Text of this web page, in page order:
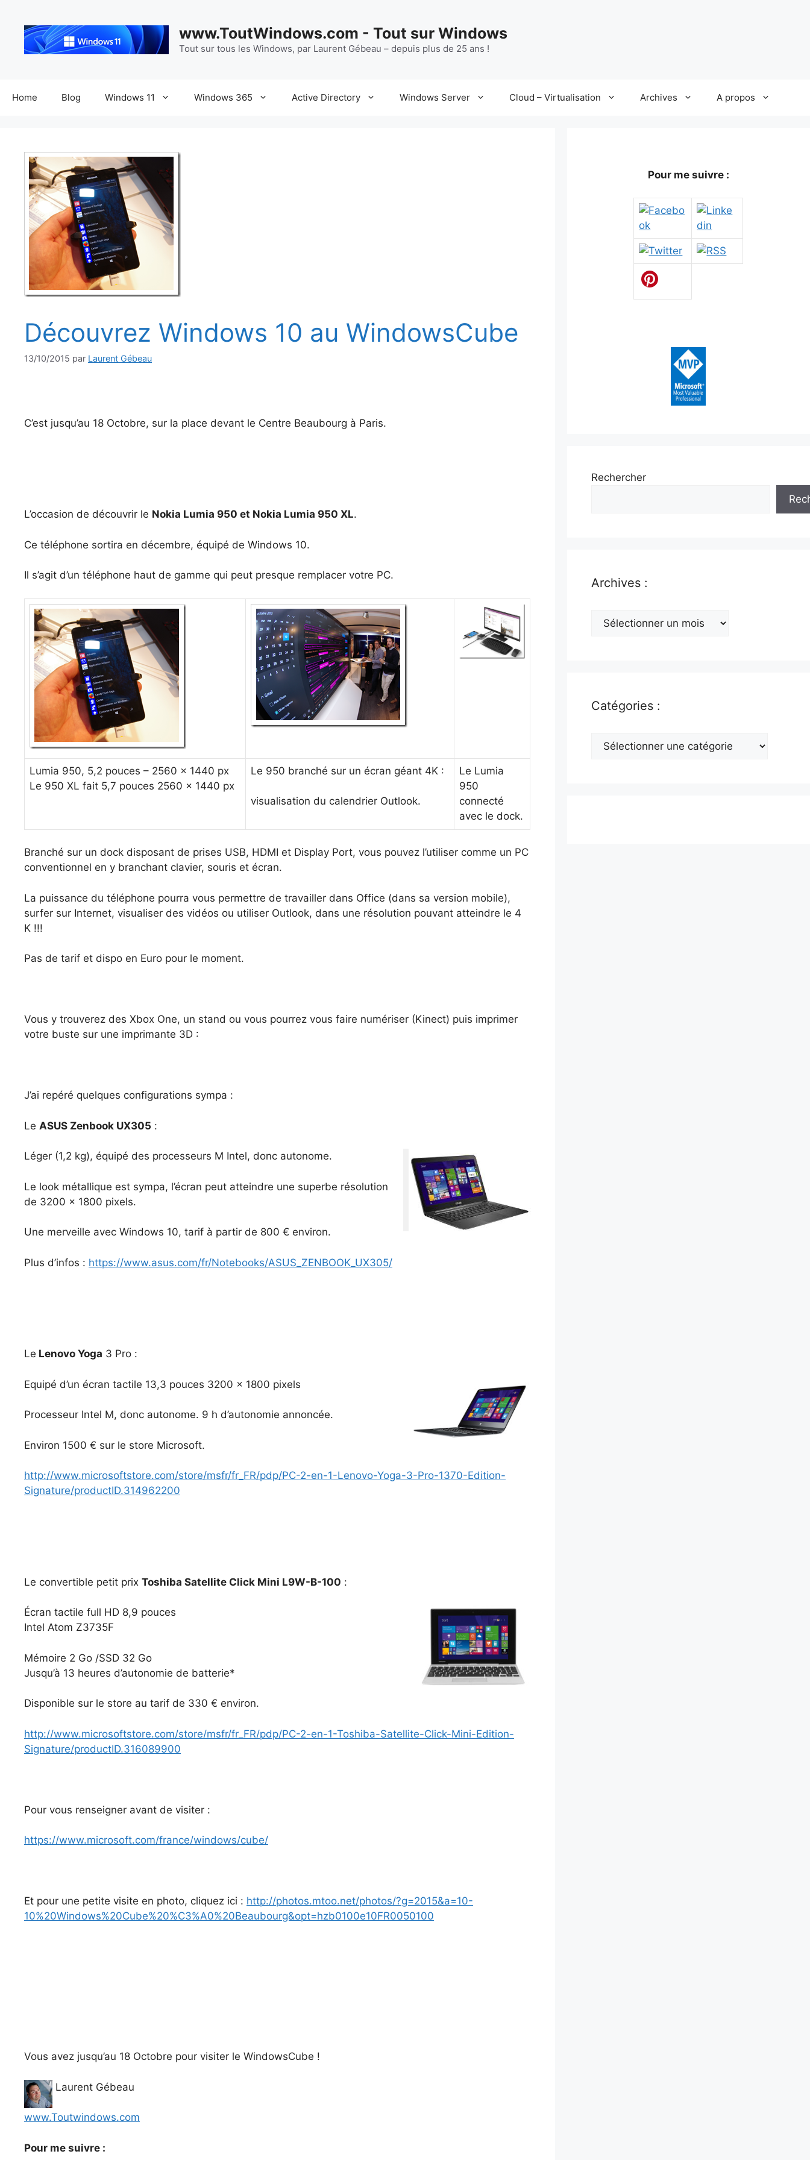
contenu
www.ToutWindows.com - Tout sur Windows
Tout sur tous les Windows, par Laurent Gébeau – depuis plus de 25 ans !
Home Blog Windows 11 Windows 365 Active Directory Windows Server Cloud – Virtualisation Archives A propos
Découvrez Windows 10 au WindowsCube
13/10/2015 par Laurent Gébeau
C’est jusqu’au 18 Octobre, sur la place devant le Centre Beaubourg à Paris.
L’occasion de découvrir le Nokia Lumia 950 et Nokia Lumia 950 XL.
Ce téléphone sortira en décembre, équipé de Windows 10.
Il s’agit d’un téléphone haut de gamme qui peut presque remplacer votre PC.
Lumia 950, 5,2 pouces – 2560 x 1440 px
Le 950 XL fait 5,7 pouces 2560 x 1440 px
Le 950 branché sur un écran géant 4K :
visualisation du calendrier Outlook.
Le Lumia
950
connecté
avec le dock.
Branché sur un dock disposant de prises USB, HDMI et Display Port, vous pouvez l’utiliser comme un PC
conventionnel en y branchant clavier, souris et écran.
La puissance du téléphone pourra vous permettre de travailler dans Office (dans sa version mobile),
surfer sur Internet, visualiser des vidéos ou utiliser Outlook, dans une résolution pouvant atteindre le 4
K !!!
Pas de tarif et dispo en Euro pour le moment.
Vous y trouverez des Xbox One, un stand ou vous pourrez vous faire numériser (Kinect) puis imprimer
votre buste sur une imprimante 3D :
J’ai repéré quelques configurations sympa :
Le ASUS Zenbook UX305 :
Léger (1,2 kg), équipé des processeurs M Intel, donc autonome.
Le look métallique est sympa, l’écran peut atteindre une superbe résolution
de 3200 x 1800 pixels.
Une merveille avec Windows 10, tarif à partir de 800 € environ.
Plus d’infos : https://www.asus.com/fr/Notebooks/ASUS_ZENBOOK_UX305/
Le Lenovo Yoga 3 Pro :
Equipé d’un écran tactile 13,3 pouces 3200 x 1800 pixels
Processeur Intel M, donc autonome. 9 h d’autonomie annoncée.
Environ 1500 € sur le store Microsoft.
http://www.microsoftstore.com/store/msfr/fr_FR/pdp/PC-2-en-1-Lenovo-Yoga-3-Pro-1370-Edition-
Signature/productID.314962200
Le convertible petit prix Toshiba Satellite Click Mini L9W-B-100 :
Écran tactile full HD 8,9 pouces
Intel Atom Z3735F
Mémoire 2 Go /SSD 32 Go
Jusqu’à 13 heures d’autonomie de batterie*
Disponible sur le store au tarif de 330 € environ.
http://www.microsoftstore.com/store/msfr/fr_FR/pdp/PC-2-en-1-Toshiba-Satellite-Click-Mini-Edition-
Signature/productID.316089900
Pour vous renseigner avant de visiter :
https://www.microsoft.com/france/windows/cube/
Et pour une petite visite en photo, cliquez ici : http://photos.mtoo.net/photos/?g=2015&a=10-
10%20Windows%20Cube%20%C3%A0%20Beaubourg&opt=hzb0100e10FR0050100
Vous avez jusqu’au 18 Octobre pour visiter le WindowsCube !
Laurent Gébeau
www.Toutwindows.com
Pour me suivre :
Pour me suivre :
Rechercher
Archives :
Archives
Catégories :
Catégories